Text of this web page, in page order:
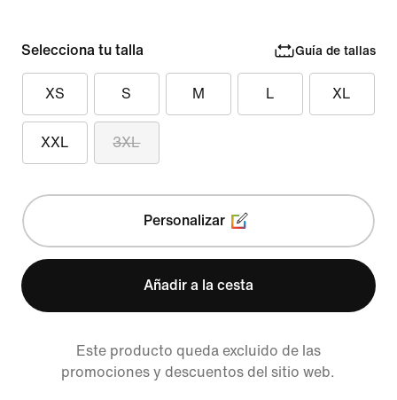
Selecciona tu talla Guía de tallas
XS S M L XL
XXL 3XL
Personalizar
Añadir a la cesta
Este producto queda excluido de las
promociones y descuentos del sitio web.